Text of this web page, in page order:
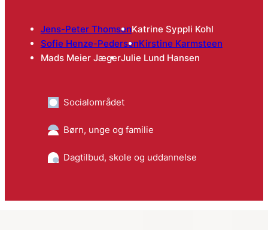
Jens-Peter ThomsenKatrine Syppli Kohl
Sofie Henze-PedersenKirstine Karmsteen
Mads Meier JægerJulie Lund Hansen
Socialområdet
Børn, unge og familie
Dagtilbud, skole og uddannelse